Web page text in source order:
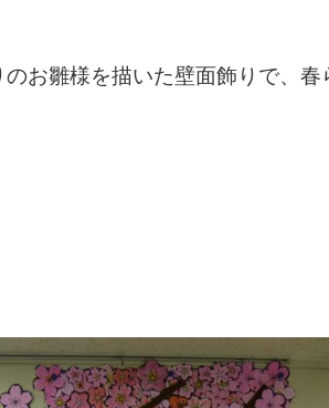
お雛様を描いた壁面飾りで、春